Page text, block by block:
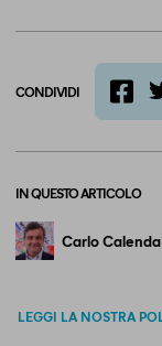
CONDIVIDI
IN QUESTO ARTICOLO
Carlo Calenda
LEGGI LA NOSTRA